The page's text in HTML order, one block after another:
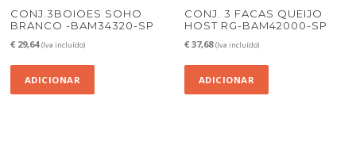
CONJ.3BOIOES SOHO
BRANCO -BAM34320-SP
€ 29,64 (Iva incluído)
ADICIONAR
CONJ. 3 FACAS QUEIJO
HOST RG-BAM42000-SP
€ 37,68 (Iva incluído)
ADICIONAR